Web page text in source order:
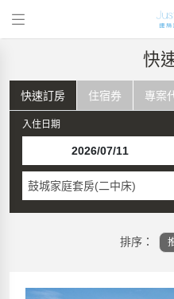
快
快速訂房 住宿券 專案
入住日期
鼓城家庭套房(二中床)
排序：